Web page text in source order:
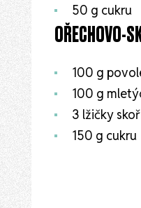
50 g cukru
OŘECHOVO-
100 g
100 g
3 lžičky
150 g cukru